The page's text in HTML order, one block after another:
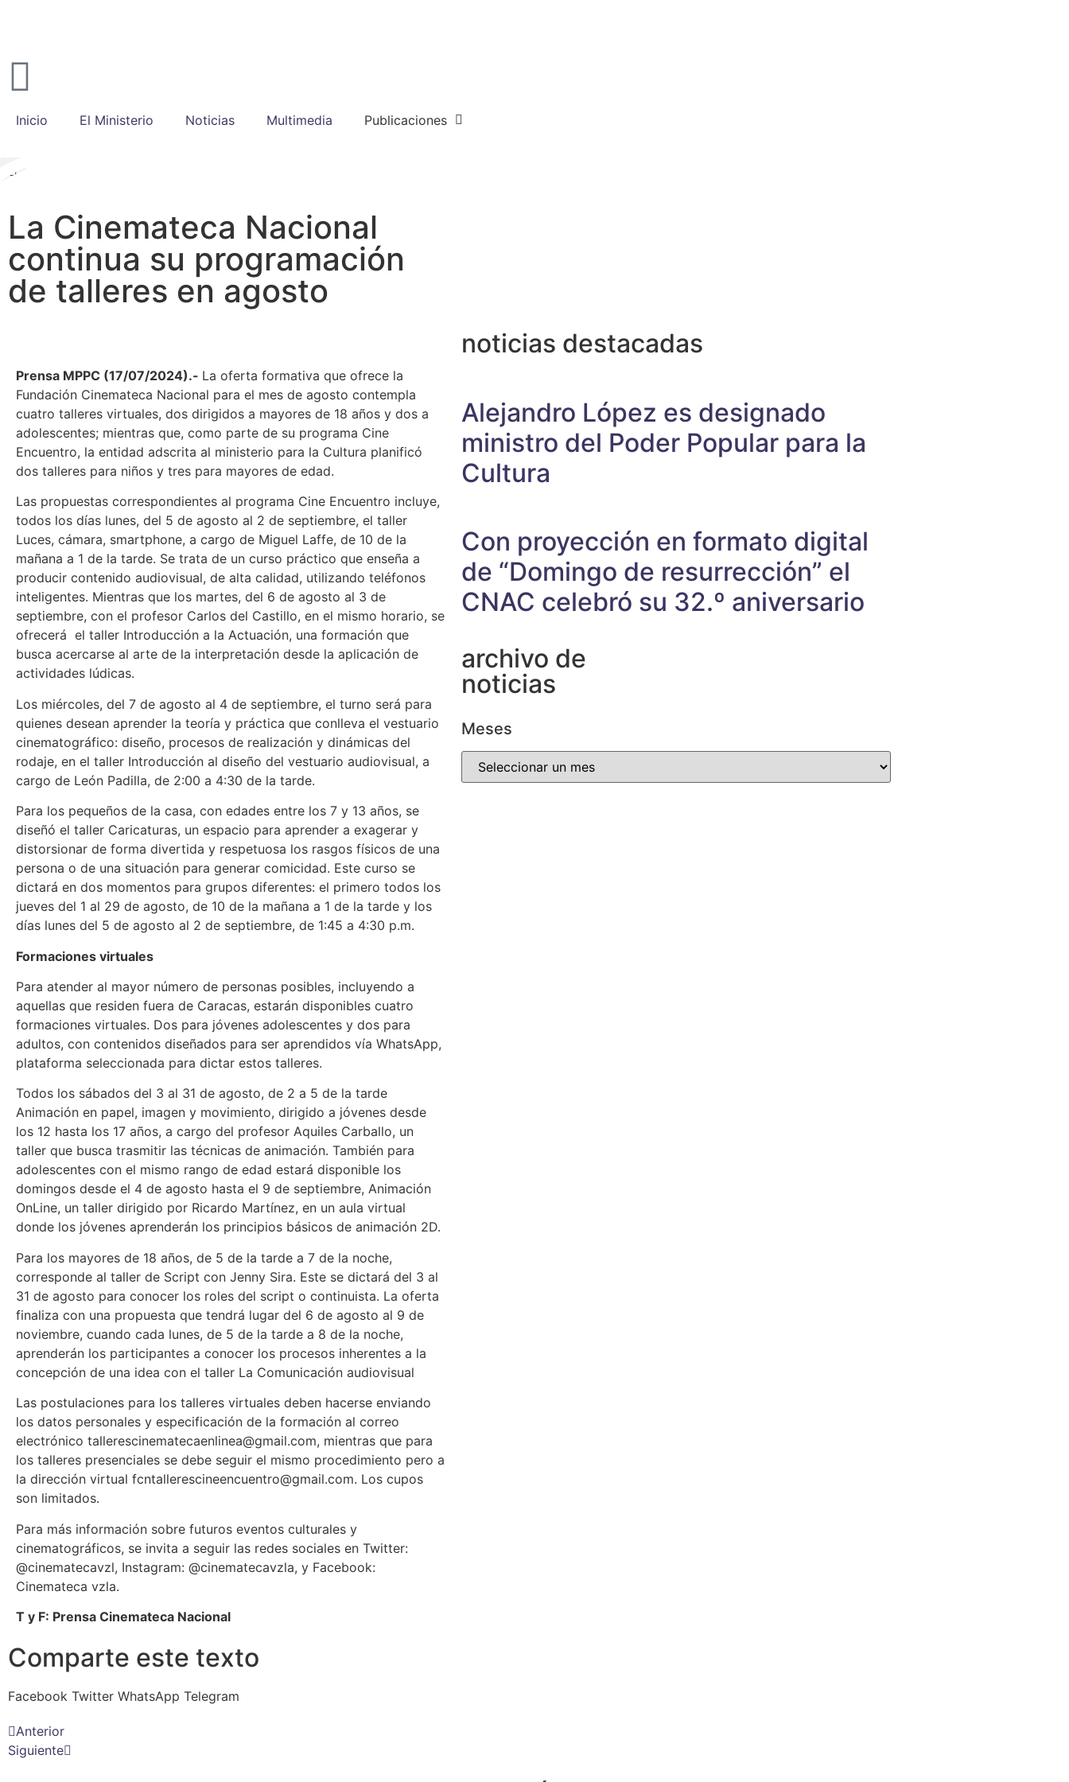
Inicio El Ministerio Noticias Multimedia Publicaciones
La Cinemateca Nacional
continua su programación
de talleres en agosto
Prensa MPPC (17/07/2024).- La oferta formativa que ofrece la
Fundación Cinemateca Nacional para el mes de agosto contempla
cuatro talleres virtuales, dos dirigidos a mayores de 18 años y dos a
adolescentes; mientras que, como parte de su programa Cine
Encuentro, la entidad adscrita al ministerio para la Cultura planificó
dos talleres para niños y tres para mayores de edad.
Las propuestas correspondientes al programa Cine Encuentro incluye,
todos los días lunes, del 5 de agosto al 2 de septiembre, el taller
Luces, cámara, smartphone, a cargo de Miguel Laffe, de 10 de la
mañana a 1 de la tarde. Se trata de un curso práctico que enseña a
producir contenido audiovisual, de alta calidad, utilizando teléfonos
inteligentes. Mientras que los martes, del 6 de agosto al 3 de
septiembre, con el profesor Carlos del Castillo, en el mismo horario, se
ofrecerá el taller Introducción a la Actuación, una formación que
busca acercarse al arte de la interpretación desde la aplicación de
actividades lúdicas.
Los miércoles, del 7 de agosto al 4 de septiembre, el turno será para
quienes desean aprender la teoría y práctica que conlleva el vestuario
cinematográfico: diseño, procesos de realización y dinámicas del
rodaje, en el taller Introducción al diseño del vestuario audiovisual, a
cargo de León Padilla, de 2:00 a 4:30 de la tarde.
Para los pequeños de la casa, con edades entre los 7 y 13 años, se
diseñó el taller Caricaturas, un espacio para aprender a exagerar y
distorsionar de forma divertida y respetuosa los rasgos físicos de una
persona o de una situación para generar comicidad. Este curso se
dictará en dos momentos para grupos diferentes: el primero todos los
jueves del 1 al 29 de agosto, de 10 de la mañana a 1 de la tarde y los
días lunes del 5 de agosto al 2 de septiembre, de 1:45 a 4:30 p.m.
Formaciones virtuales
Para atender al mayor número de personas posibles, incluyendo a
aquellas que residen fuera de Caracas, estarán disponibles cuatro
formaciones virtuales. Dos para jóvenes adolescentes y dos para
adultos, con contenidos diseñados para ser aprendidos vía WhatsApp,
plataforma seleccionada para dictar estos talleres.
Todos los sábados del 3 al 31 de agosto, de 2 a 5 de la tarde
Animación en papel, imagen y movimiento, dirigido a jóvenes desde
los 12 hasta los 17 años, a cargo del profesor Aquiles Carballo, un
taller que busca trasmitir las técnicas de animación. También para
adolescentes con el mismo rango de edad estará disponible los
domingos desde el 4 de agosto hasta el 9 de septiembre, Animación
OnLine, un taller dirigido por Ricardo Martínez, en un aula virtual
donde los jóvenes aprenderán los principios básicos de animación 2D.
Para los mayores de 18 años, de 5 de la tarde a 7 de la noche,
corresponde al taller de Script con Jenny Sira. Este se dictará del 3 al
31 de agosto para conocer los roles del script o continuista. La oferta
finaliza con una propuesta que tendrá lugar del 6 de agosto al 9 de
noviembre, cuando cada lunes, de 5 de la tarde a 8 de la noche,
aprenderán los participantes a conocer los procesos inherentes a la
concepción de una idea con el taller La Comunicación audiovisual
Las postulaciones para los talleres virtuales deben hacerse enviando
los datos personales y especificación de la formación al correo
electrónico tallerescinematecaenlinea@gmail.com, mientras que para
los talleres presenciales se debe seguir el mismo procedimiento pero a
la dirección virtual fcntallerescineencuentro@gmail.com. Los cupos
son limitados.
Para más información sobre futuros eventos culturales y
cinematográficos, se invita a seguir las redes sociales en Twitter:
@cinematecavzl, Instagram: @cinematecavzla, y Facebook:
Cinemateca vzla.
T y F: Prensa Cinemateca Nacional
noticias destacadas
Alejandro López es designado
ministro del Poder Popular para la
Cultura
Con proyección en formato digital
de “Domingo de resurrección” el
CNAC celebró su 32.º aniversario
archivo de
noticias
Meses
Comparte este texto
Facebook Twitter WhatsApp Telegram
Anterior
Siguiente